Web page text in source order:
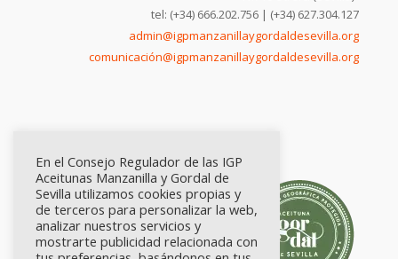
tel: (+34) 666.202.756 | (+34) 627.304.127
admin@igpmanzanillaygordaldesevilla.org
comunicación@igpmanzanillaygordaldesevilla.org
En el Consejo Regulador de las IGP
Aceitunas Manzanilla y Gordal de
Sevilla utilizamos cookies propias y
de terceros para personalizar la web,
analizar nuestros servicios y
mostrarte publicidad relacionada con